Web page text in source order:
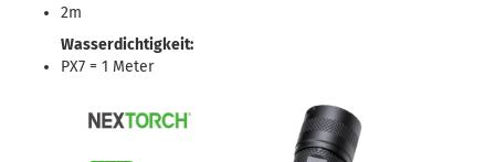
2m
Wasserdichtigkeit:
PX7 = 1 Meter